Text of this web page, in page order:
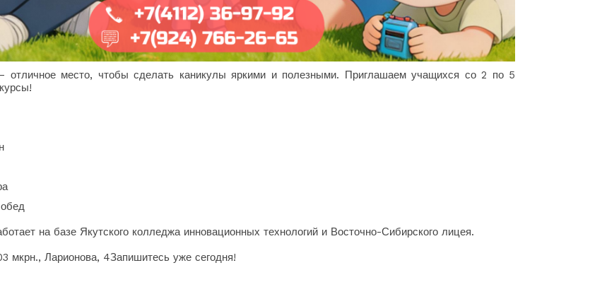
место, чтобы сделать каникулы яркими и полезными. Приглашаем учащихся со 2 по 5
на базе Якутского колледжа инновационных технологий и Восточно-Сибирского лицея.
мкрн., Ларионова, 4Запишитесь уже сегодня!